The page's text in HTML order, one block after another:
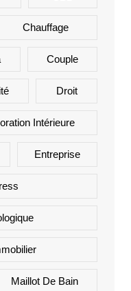
Chauffage
Couple
Droit
Intérieure
Entreprise
Maillot De Bain